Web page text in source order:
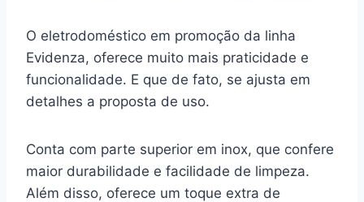
O eletrodoméstico em promoção da linha
Evidenza, oferece muito mais praticidade e
funcionalidade. E que de fato, se ajusta em
detalhes a proposta de uso.
Conta com parte superior em inox, que confere
maior durabilidade e facilidade de limpeza.
Além disso, oferece um toque extra de